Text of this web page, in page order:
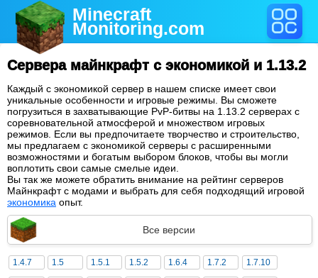
Minecraft
Monitoring.com
Сервера майнкрафт с экономикой и 1.13.2
Каждый с экономикой сервер в нашем списке имеет свои
уникальные особенности и игровые режимы. Вы сможете
погрузиться в захватывающие PvP-битвы на 1.13.2 серверах с
соревновательной атмосферой и множеством игровых
режимов. Если вы предпочитаете творчество и строительство,
мы предлагаем с экономикой серверы с расширенными
возможностями и богатым выбором блоков, чтобы вы могли
воплотить свои самые смелые идеи.
Вы так же можете обратить внимание на рейтинг серверов
Майнкрафт с модами и выбрать для себя подходящий игровой
экономика опыт.
Все версии
1.4.7 1.5 1.5.1 1.5.2 1.6.4 1.7.2 1.7.10